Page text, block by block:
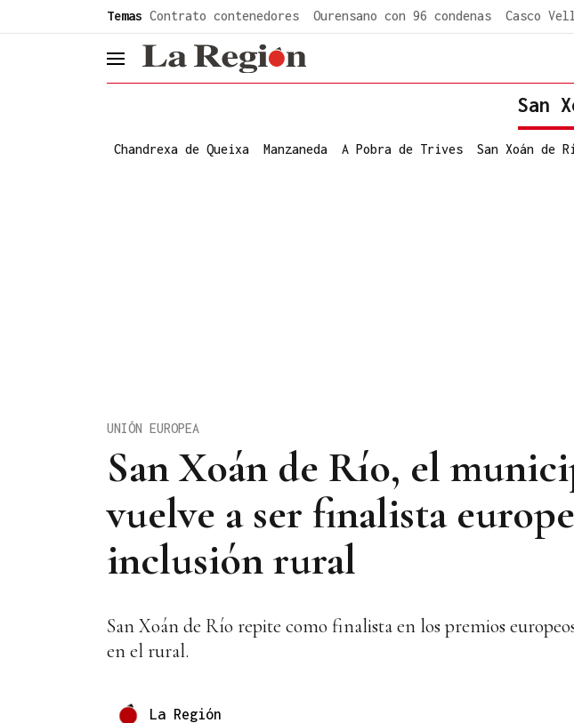
Temas Contrato contenedores Ourensano con 96 condenas Casco
header.menu.open
San
Chandrexa de Queixa Manzaneda A Pobra de Trives San Xoán de
San Xoán de Río, el
vuelve a ser finalista
inclusión rural
UNIÓN EUROPEA
San Xoán de Río repite como finalista en los premios
en el rural.
La Región